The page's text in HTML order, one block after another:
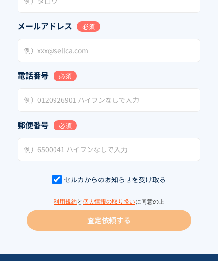
メールアドレス 必須
電話番号 必須
郵便番号 必須
セルカからのお知らせを受け取る
利用規約と 個人情報の取り扱いに同意の上
査定依頼する